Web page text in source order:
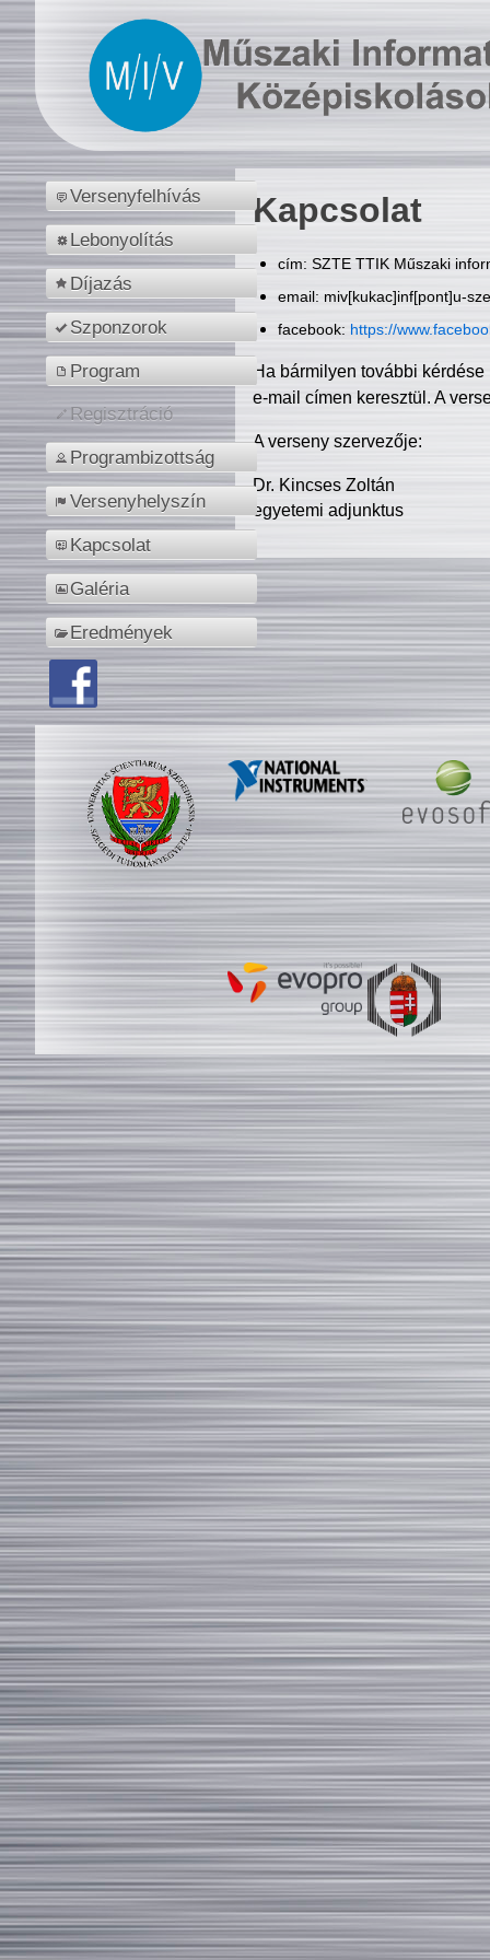
Versenyfelhívás
Lebonyolítás
Díjazás
Szponzorok
Program
Regisztráció
Programbizottság
Versenyhelyszín
Kapcsolat
Galéria
Eredmények
Kapcsolat
cím: SZTE TTIK Műszaki
email: miv[kukac]inf[pont]u-
facebook: https://
Ha bármilyen további
e-mail címen keresztül. A
A verseny szervezője:
Dr. Kincses Zoltán
egyetemi adjunktus